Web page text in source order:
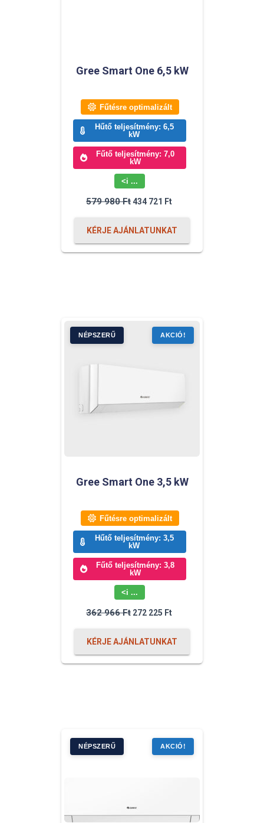
Gree Smart One 6,5 kW
Fűtésre optimalizált
Hűtő teljesítmény: 6,5
kW
Fűtő teljesítmény: 7,0
kW
<i ...
579 980FtOriginal
579
434 721 FtCurrent
434
KÉRJE AJÁNLATUNKAT
Gree Smart One 3,5 kW
Fűtésre optimalizált
Hűtő teljesítmény: 3,5
kW
Fűtő teljesítmény: 3,8
kW
<i ...
362 966Ft Original
362
272 225 FtCurrent
272
KÉRJE AJÁNLATUNKAT